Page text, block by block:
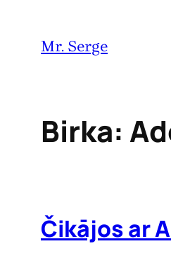
Mr. Serge
Birka:
Čikājos ar